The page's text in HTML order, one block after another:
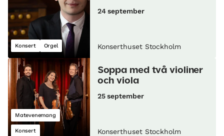
Konsert Orgel
24 september
Konserthuset Stockholm
Matevenemang
Konsert
Soppa med två violiner
och viola
25 september
Konserthuset Stockholm